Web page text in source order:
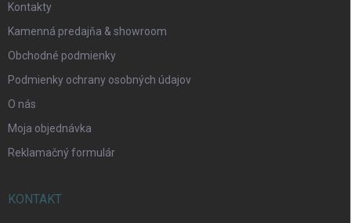
Kontakty
Kamenná predajňa & showroom
Obchodné podmienky
Podmienky ochrany osobných údajov
O nás
Moja objednávka
Reklamačný formulár
KONTAKT